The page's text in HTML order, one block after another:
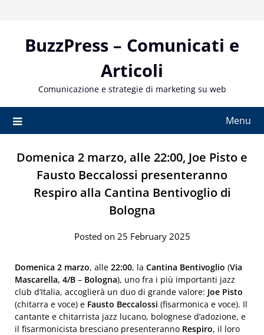
contentBuzzPress – Comunicati e
Articoli
Comunicazione e strategie di marketing su web
Menu
Domenica 2 marzo, alle 22:00, Joe Pisto e
Fausto Beccalossi presenteranno
Respiro alla Cantina Bentivoglio di
Bologna
Posted on 25 February 2025
Domenica 2 marzo, alle 22:00, la Cantina Bentivoglio (Via
Mascarella, 4/B – Bologna), uno fra i più importanti jazz
club d’Italia, accoglierà un duo di grande valore: Joe Pisto
(chitarra e voce) e Fausto Beccalossi (fisarmonica e voce). Il
cantante e chitarrista jazz lucano, bolognese d’adozione, e
il fisarmonicista bresciano presenteranno Respiro, il loro